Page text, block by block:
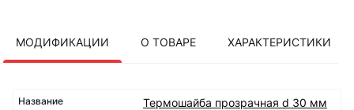
МОДИФИКАЦИИ О ТОВАРЕ ХАРАКТЕРИСТИКИ
Термошайба прозрачная d 30 мм